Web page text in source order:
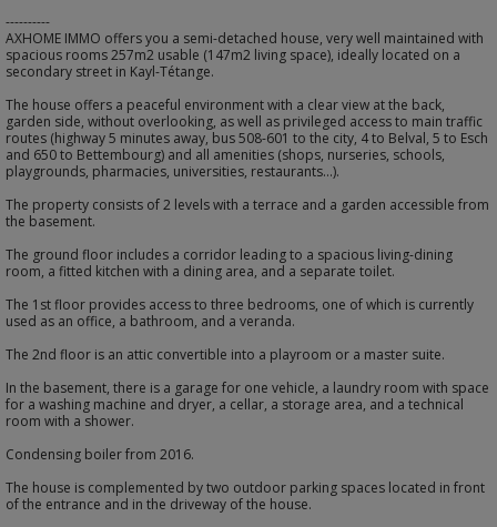
----------
AXHOME IMMO offers you a semi-detached house, very well maintained with
spacious rooms 257m2 usable (147m2 living space), ideally located on a
secondary street in Kayl-Tétange.
The house offers a peaceful environment with a clear view at the back,
garden side, without overlooking, as well as privileged access to main traffic
routes (highway 5 minutes away, bus 508-601 to the city, 4 to Belval, 5 to Esch
and 650 to Bettembourg) and all amenities (shops, nurseries, schools,
playgrounds, pharmacies, universities, restaurants...).
The property consists of 2 levels with a terrace and a garden accessible from
the basement.
The ground floor includes a corridor leading to a spacious living-dining
room, a fitted kitchen with a dining area, and a separate toilet.
The 1st floor provides access to three bedrooms, one of which is currently
used as an office, a bathroom, and a veranda.
The 2nd floor is an attic convertible into a playroom or a master suite.
In the basement, there is a garage for one vehicle, a laundry room with space
for a washing machine and dryer, a cellar, a storage area, and a technical
room with a shower.
Condensing boiler from 2016.
The house is complemented by two outdoor parking spaces located in front
of the entrance and in the driveway of the house.